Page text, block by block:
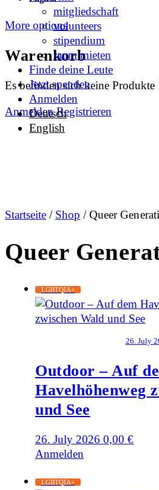
More options
Warenkorb
Es befinden sich keine
Anmelden Registrieren
mitgliedschaft
volunteers
stipendium
raum mieten
Finde deine Leute
Jetzt spenden
Anmelden
Deutsch
English
Startseite / Shop / Queer
Queer
LGBTQIA+
26. July
Outdoor – Auf
Havelhöhenweg
und See
26. July 2026 0,00€
Anmelden
LGBTQIA+